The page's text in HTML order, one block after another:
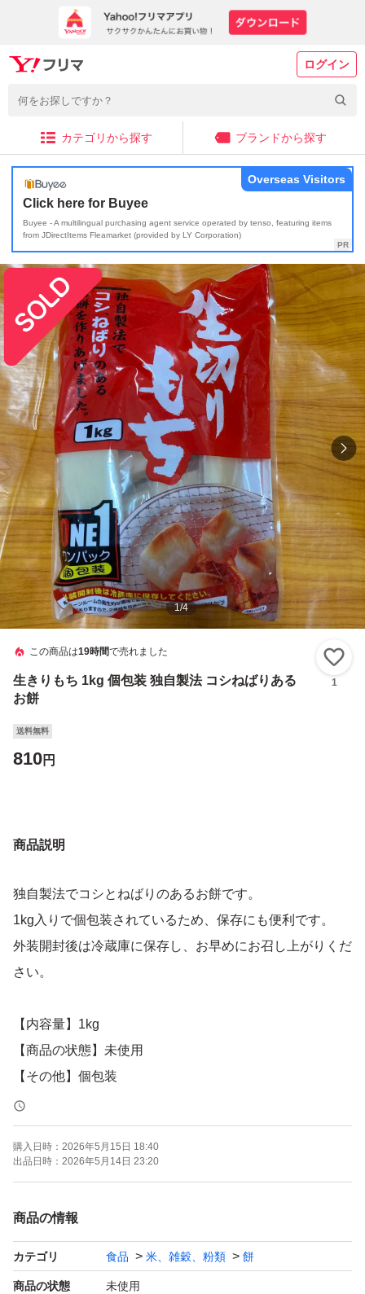
ログイン
カテゴリから探す ブランドから探す
Click here for Buyee
Buyee - A multilingual purchasing agent service operated by tenso, featuring items
from JDirectItems Fleamarket (provided by LY Corporation)
Overseas Visitors
1/4
この商品は19時間で売れました
生きりもち 1kg 個包装 独自製法 コシねばりある
お餅
1
送料無料
810円
商品説明
独自製法でコシとねばりのあるお餅です。
1kg入りで個包装されているため、保存にも便利です。
外装開封後は冷蔵庫に保存し、お早めにお召し上がりくだ
さい。
【内容量】1kg
【商品の状態】未使用
【その他】個包装
賞味期限2027.2月
よろしくお願いいたします
購入日時： 2026年5月15日 18:40
出品日時： 2026年5月14日 23:20
商品の情報
カテゴリ 食品 米、雑穀、粉類 餅
商品の状態 未使用